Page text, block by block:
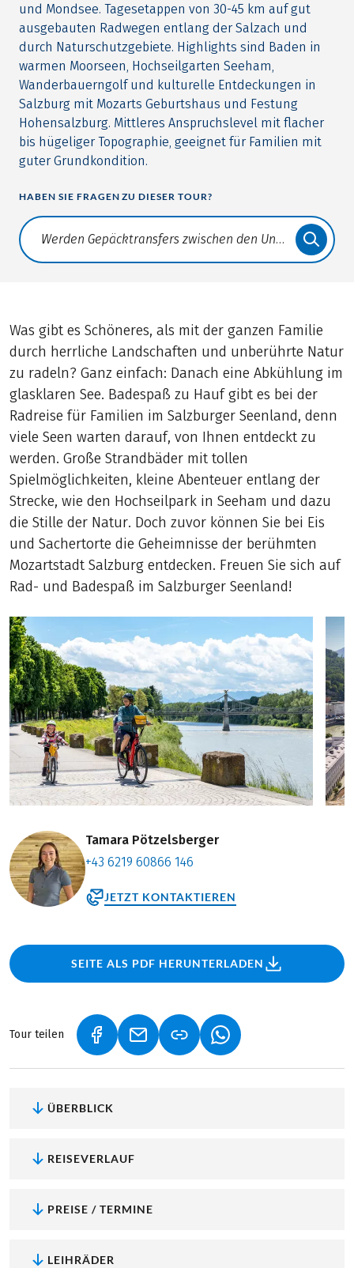
und Mondsee. Tagesetappen von 30-45 km auf gut
ausgebauten Radwegen entlang der Salzach und
durch Naturschutzgebiete. Highlights sind Baden in
warmen Moorseen, Hochseilgarten Seeham,
Wanderbauerngolf und kulturelle Entdeckungen in
Salzburg mit Mozarts Geburtshaus und Festung
Hohensalzburg. Mittleres Anspruchslevel mit flacher
bis hügeliger Topographie, geeignet für Familien mit
guter Grundkondition.
HABEN SIE FRAGEN ZU DIESER TOUR?
Translate: a11y.faq.search
Was gibt es Schöneres, als mit der ganzen Familie
durch herrliche Landschaften und unberührte Natur
zu radeln? Ganz einfach: Danach eine Abkühlung im
glasklaren See. Badespaß zu Hauf gibt es bei der
Radreise für Familien im Salzburger Seenland, denn
viele Seen warten darauf, von Ihnen entdeckt zu
werden. Große Strandbäder mit tollen
Spielmöglichkeiten, kleine Abenteuer entlang der
Strecke, wie den Hochseilpark in Seeham und dazu
die Stille der Natur. Doch zuvor können Sie bei Eis
und Sachertorte die Geheimnisse der berühmten
Mozartstadt Salzburg entdecken. Freuen Sie sich auf
Rad- und Badespaß im Salzburger Seenland!
Tamara Pötzelsberger
+43 6219 60866 146
JETZT KONTAKTIEREN
SEITE ALS PDF HERUNTERLADEN
Tour teilen (LINK ÖFFNET IN NEUEM TAB)
(LINK ÖFFNET IN NEUEM TAB)
(LINK ÖFFNET IN
ÜBERBLICK
REISEVERLAUF
PREISE / TERMINE
LEIHRÄDER